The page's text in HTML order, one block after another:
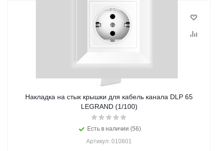
Накладка на стык крышки для кабель канала DLP 65
LEGRAND (1/100)
Есть в наличии (56)
Артикул: 010801